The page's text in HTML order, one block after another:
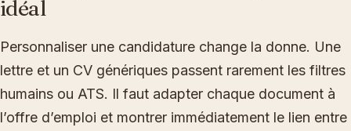
idéal
Personnaliser une candidature change la donne. Une
lettre et un CV génériques passent rarement les filtres
humains ou ATS. Il faut adapter chaque document à
l’offre d’emploi et montrer immédiatement le lien entre